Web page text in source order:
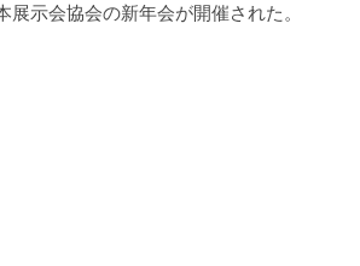
展示会協会の新年会が開催された。